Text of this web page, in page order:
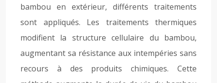
bambou en extérieur, différents traitements
sont appliqués. Les traitements thermiques
modifient la structure cellulaire du bambou,
augmentant sa résistance aux intempéries sans
recours à des produits chimiques. Cette